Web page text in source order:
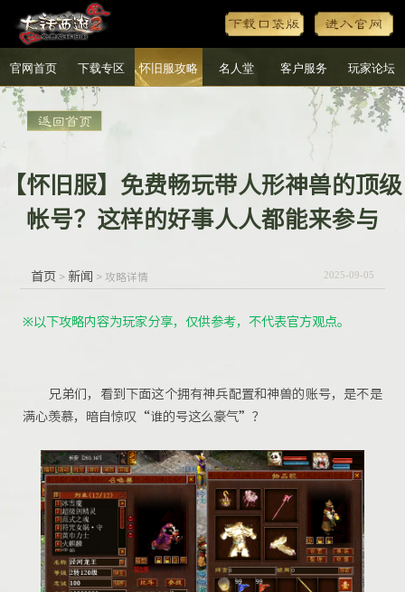
官网首页 下载专区 怀旧服攻略 名人堂 客户服务 玩家论坛
【怀旧服】免费畅玩带人形神兽的顶级
帐号？这样的好事人人都能来参与
首页 > 新闻 > 攻略详情 2025-09-05
※以下攻略内容为玩家分享，仅供参考，不代表官方观点。
兄弟们，看到下面这个拥有神兵配置和神兽的账号，是不是
满心羡慕，暗自惊叹“谁的号这么豪气”？